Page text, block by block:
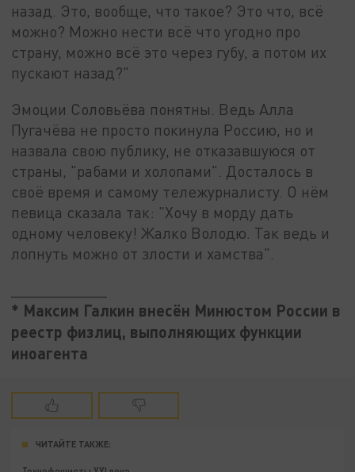
назад. Это, вообще, что такое? Это что, всё
можно? Можно нести всё что угодно про
страну, можно всё это через губу, а потом их
пускают назад?"
Эмоции Соловьёва понятны. Ведь Алла
Пугачёва не просто покинула Россию, но и
назвала свою публику, не отказавшуюся от
страны, "рабами и холопами". Досталось в
своё время и самому тележурналисту. О нём
певица сказала так: "Хочу в морду дать
одному человеку! Жалко Володю. Так ведь и
лопнуть можно от злости и хамства".
* Максим Галкин внесён Минюстом России в
реестр физлиц, выполняющих функции
иноагента
ЧИТАЙТЕ ТАКЖЕ: